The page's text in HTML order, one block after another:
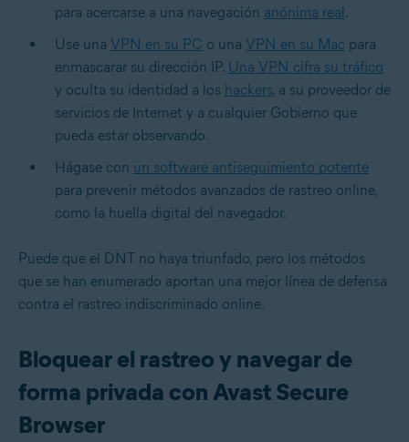
para acercarse a una navegación anónima real .
Use una VPN en su PC o una VPN en su Mac para
enmascarar su dirección IP. Una VPN cifra su tráfico
y oculta su identidad a los hackers, a su proveedor de
servicios de Internet y a cualquier Gobierno que
pueda estar observando.
Hágase con un software antiseguimiento potente
para prevenir métodos avanzados de rastreo online,
como la huella digital del navegador.
Puede que el DNT no haya triunfado, pero los métodos
que se han enumerado aportan una mejor línea de defensa
contra el rastreo indiscriminado online.
Bloquear el rastreo y navegar de
forma privada con Avast Secure
Browser